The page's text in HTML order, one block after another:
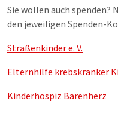
Sie wollen auch spenden?
den jeweiligen Spenden-
Straßenkinder e. V.
Elternhilfe krebskranker
Kinderhospiz Bärenherz